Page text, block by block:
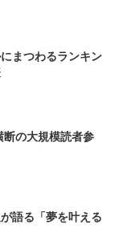
まつわるランキン
の大規模読者参
語る「夢を叶える